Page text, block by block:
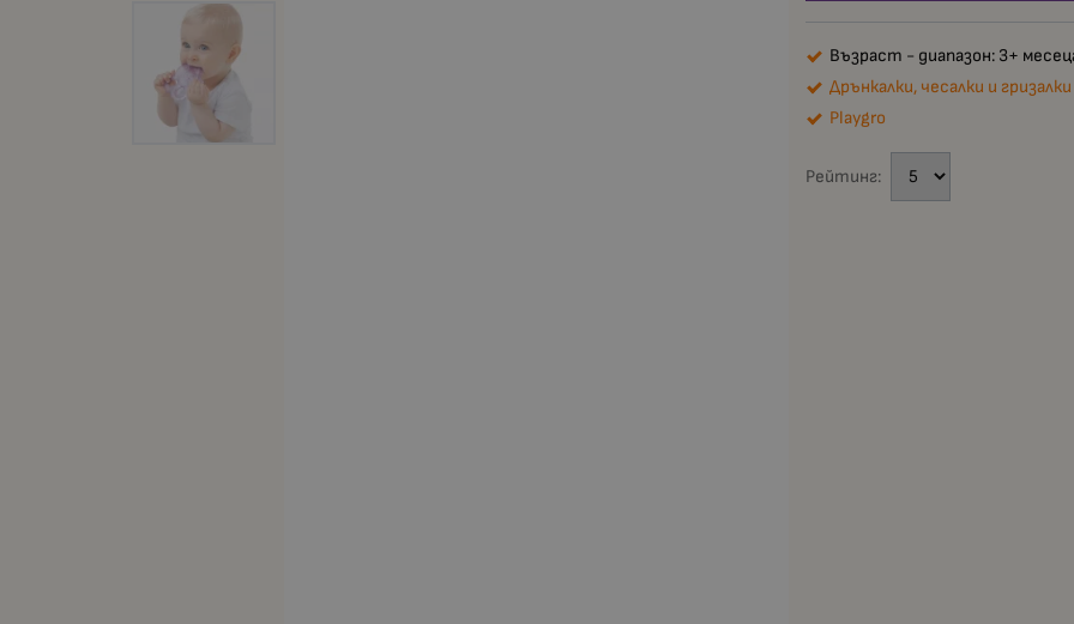
Възраст - диапазон: 3+
Дрънкалки, чесалки и гризалки
Playgro
Рейтинг: